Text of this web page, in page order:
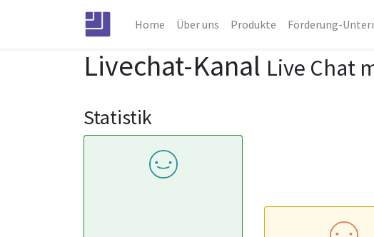
Home Über uns Produkte Förderung-
Livechat-Kanal Live Chat
Statistik